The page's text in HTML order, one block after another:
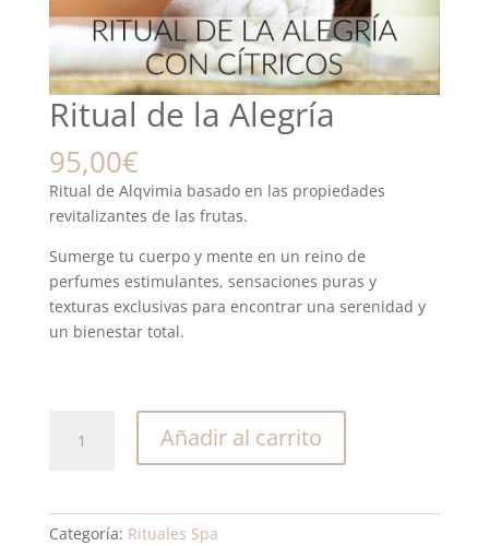
Ritual de la Alegría
95,00€
Ritual de Alqvimia basado en las propiedades
revitalizantes de las frutas.
Sumerge tu cuerpo y mente en un reino de
perfumes estimulantes, sensaciones puras y
texturas exclusivas para encontrar una serenidad y
un bienestar total.
cantidad
Añadir al carrito
Categoría: Rituales Spa